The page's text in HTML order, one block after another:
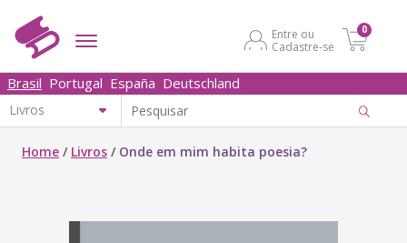
Entre ou
Cadastre-se
0
Brasil Portugal España Deutschland
Home / Livros / Onde em mim habita poesia?